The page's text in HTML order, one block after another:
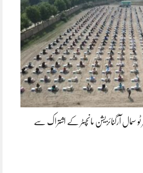
ٹو سمال آرگنائزیشن مانچسٹر کے اشتراک سے